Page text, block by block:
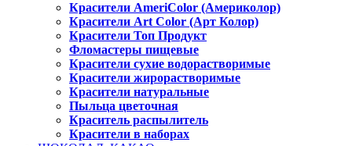
Красители AmeriColor (Америколор)
Красители Art Color (Арт Колор)
Красители Топ Продукт
Фломастеры пищевые
Красители сухие водорастворимые
Красители жирорастворимые
Красители натуральные
Пыльца цветочная
Краситель распылитель
Красители в наборах